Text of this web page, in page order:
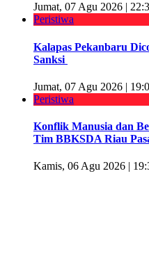
Jumat, 07 Agu 2026 |
Peristiwa
Kalapas Pekanbaru
Sanksi
Jumat, 07 Agu 2026 |
Peristiwa
Konflik Manusia dan
Tim BBKSDA Riau
Kamis, 06 Agu 2026 |